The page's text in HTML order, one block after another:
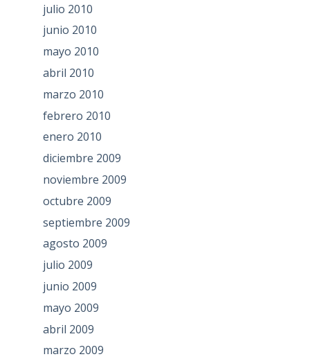
julio 2010
junio 2010
mayo 2010
abril 2010
marzo 2010
febrero 2010
enero 2010
diciembre 2009
noviembre 2009
octubre 2009
septiembre 2009
agosto 2009
julio 2009
junio 2009
mayo 2009
abril 2009
marzo 2009